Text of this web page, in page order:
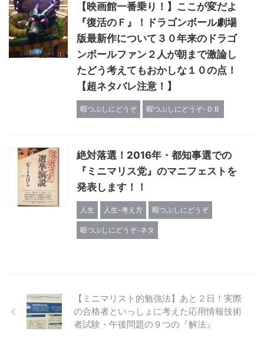
【映画館一番乗り！】ここが変だよ
『復活のＦ』！ドラゴンボール劇場
版最新作について３０年来のドラゴ
ンボールファン２人が朝まで激論し
たどう考えてもおかしな１０の点！
【超ネタバレ注意！】
暇つぶしにどうぞ 暇つぶしにどうぞ-ＤＢ
絶対落選！2016年・都知事選での
『ミニマリス党』のマニフェストを
発表します！！
人生 人生-考え方 暇つぶしにどうぞ
暇つぶしにどうぞ-ネタ
【ミニマリスト的勉強法】あと２日！実際
の合格者といっしょに考えた応用情報技術
者試験・午後問題の９つの『解法』